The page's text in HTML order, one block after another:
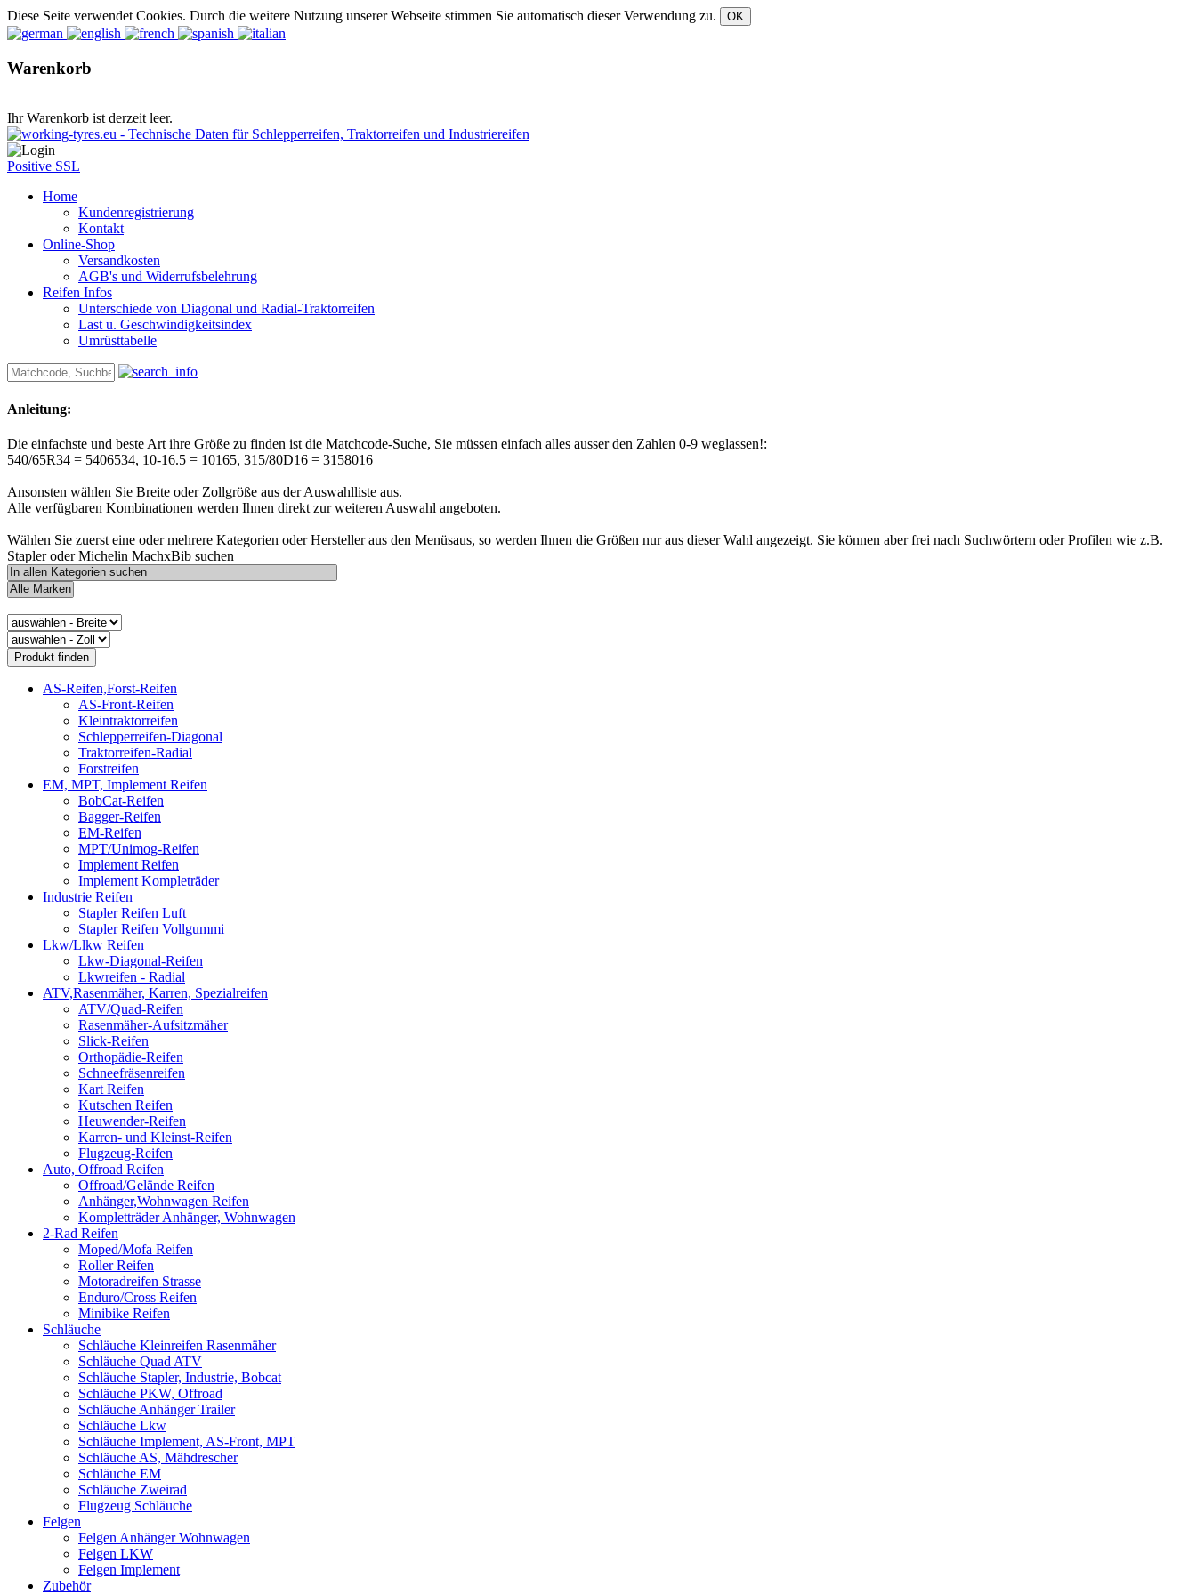
Diese Seite verwendet Cookies. Durch die weitere Nutzung unserer Webseite stimmen Sie automatisch dieser Verwendung zu.
Warenkorb
Ihr Warenkorb ist derzeit leer.
Positive SSL
Home
Kundenregistrierung
Kontakt
Online-Shop
Versandkosten
AGB's und Widerrufsbelehrung
Reifen Infos
Unterschiede von Diagonal und Radial-Traktorreifen
Last u. Geschwindigkeitsindex
Umrüsttabelle
Anleitung:
Die einfachste und beste Art ihre Größe zu finden ist die Matchcode-Suche, Sie müssen einfach alles ausser den Zahlen 0-9 weglassen!:
540/65R34 = 5406534, 10-16.5 = 10165, 315/80D16 = 3158016
Ansonsten wählen Sie Breite oder Zollgröße aus der Auswahlliste aus.
Alle verfügbaren Kombinationen werden Ihnen direkt zur weiteren Auswahl angeboten.
Wählen Sie zuerst eine oder mehrere Kategorien oder Hersteller aus den Menüsaus, so werden Ihnen die Größen nur aus dieser Wahl angezeigt. Sie können aber frei nach Suchwörtern oder Profilen wie z.B.
Stapler oder Michelin MachxBib suchen
AS-Reifen,Forst-Reifen
AS-Front-Reifen
Kleintraktorreifen
Schlepperreifen-Diagonal
Traktorreifen-Radial
Forstreifen
EM, MPT, Implement Reifen
BobCat-Reifen
Bagger-Reifen
EM-Reifen
MPT/Unimog-Reifen
Implement Reifen
Implement Kompleträder
Industrie Reifen
Stapler Reifen Luft
Stapler Reifen Vollgummi
Lkw/Llkw Reifen
Lkw-Diagonal-Reifen
Lkwreifen - Radial
ATV,Rasenmäher, Karren, Spezialreifen
ATV/Quad-Reifen
Rasenmäher-Aufsitzmäher
Slick-Reifen
Orthopädie-Reifen
Schneefräsenreifen
Kart Reifen
Kutschen Reifen
Heuwender-Reifen
Karren- und Kleinst-Reifen
Flugzeug-Reifen
Auto, Offroad Reifen
Offroad/Gelände Reifen
Anhänger,Wohnwagen Reifen
Kompletträder Anhänger, Wohnwagen
2-Rad Reifen
Moped/Mofa Reifen
Roller Reifen
Motoradreifen Strasse
Enduro/Cross Reifen
Minibike Reifen
Schläuche
Schläuche Kleinreifen Rasenmäher
Schläuche Quad ATV
Schläuche Stapler, Industrie, Bobcat
Schläuche PKW, Offroad
Schläuche Anhänger Trailer
Schläuche Lkw
Schläuche Implement, AS-Front, MPT
Schläuche AS, Mähdrescher
Schläuche EM
Schläuche Zweirad
Flugzeug Schläuche
Felgen
Felgen Anhänger Wohnwagen
Felgen LKW
Felgen Implement
Zubehör